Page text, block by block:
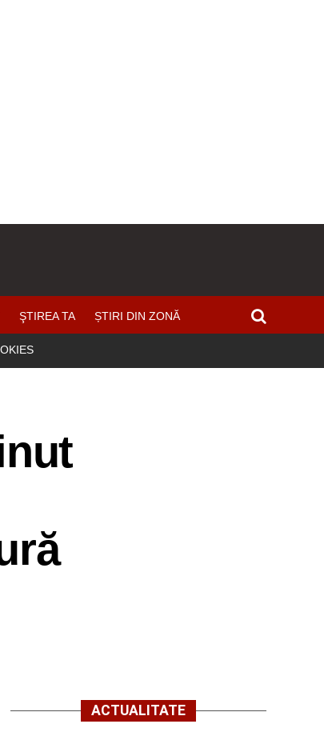
ŞTIREA TA ȘTIRI DIN ZONĂ
ACTUALITATE